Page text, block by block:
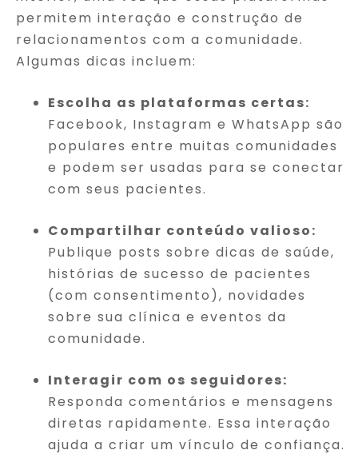
permitem interação e construção de
relacionamentos com a comunidade.
Algumas dicas incluem:
Escolha as plataformas certas:
Facebook, Instagram e WhatsApp são
populares entre muitas comunidades
e podem ser usadas para se conectar
com seus pacientes.
Compartilhar conteúdo valioso:
Publique posts sobre dicas de saúde,
histórias de sucesso de pacientes
(com consentimento), novidades
sobre sua clínica e eventos da
comunidade.
Interagir com os seguidores:
Responda comentários e mensagens
diretas rapidamente. Essa interação
ajuda a criar um vínculo de confiança.